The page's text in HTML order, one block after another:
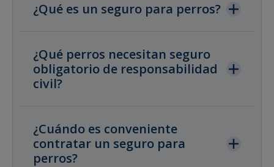
¿Qué es un seguro para perros?
¿Qué perros necesitan seguro
obligatorio de responsabilidad
civil?
¿Cuándo es conveniente
contratar un seguro para
perros?